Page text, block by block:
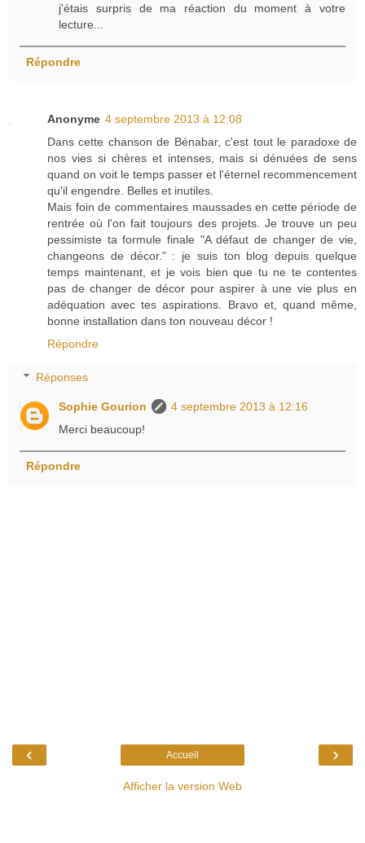
j'étais surpris de ma réaction du moment à votre
lecture...
Répondre
Anonyme 4 septembre 2013 à 12:08
Dans cette chanson de Bénabar, c'est tout le paradoxe de
nos vies si chères et intenses, mais si dénuées de sens
quand on voit le temps passer et l'éternel recommencement
qu'il engendre. Belles et inutiles.
Mais foin de commentaires maussades en cette période de
rentrée où l'on fait toujours des projets. Je trouve un peu
pessimiste ta formule finale "A défaut de changer de vie,
changeons de décor." : je suis ton blog depuis quelque
temps maintenant, et je vois bien que tu ne te contentes
pas de changer de décor pour aspirer à une vie plus en
adéquation avec tes aspirations. Bravo et, quand même,
bonne installation dans ton nouveau décor !
Répondre
Réponses
Sophie Gourion
4 septembre 2013 à 12:16
Merci beaucoup!
Répondre
‹ ›
Accueil
Afficher la version Web